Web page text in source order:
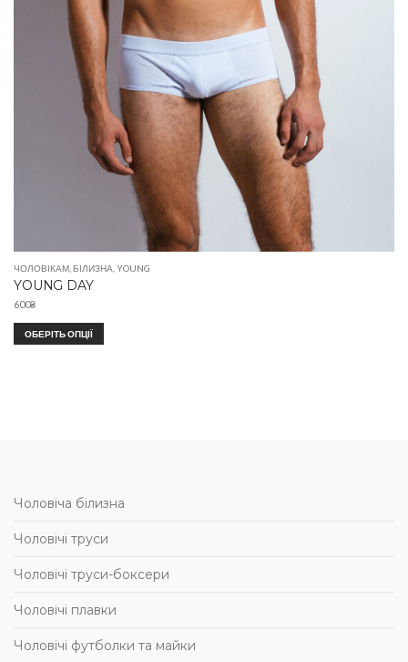
ЧОЛОВІКАМ БІЛИЗНА YOUNG
YOUNG DAY
600₴
ОБЕРІТЬ ОПЦІЇ
Чоловіча білизна
Чоловічі труси
Чоловічі труси-боксери
Чоловічі плавки
Чоловічі футболки та майки